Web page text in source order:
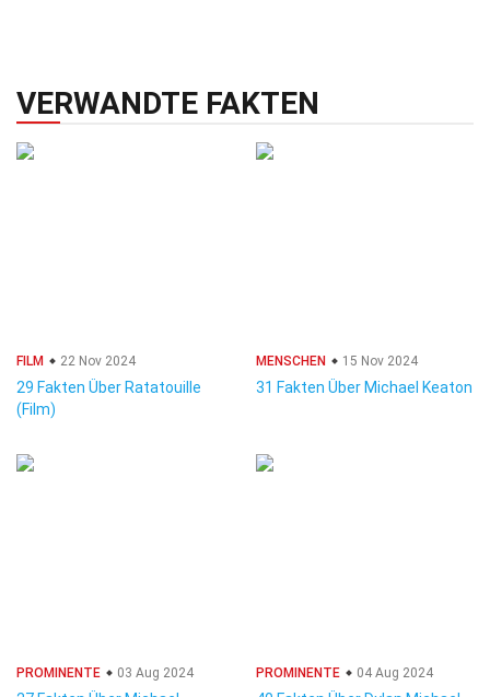
VERWANDTE FAKTEN
FILM 22 Nov 2024
29 Fakten Über Ratatouille
(Film)
MENSCHEN 15 Nov 2024
31 Fakten Über Michael Keaton
PROMINENTE 03 Aug 2024 PROMINENTE 04 Aug 2024